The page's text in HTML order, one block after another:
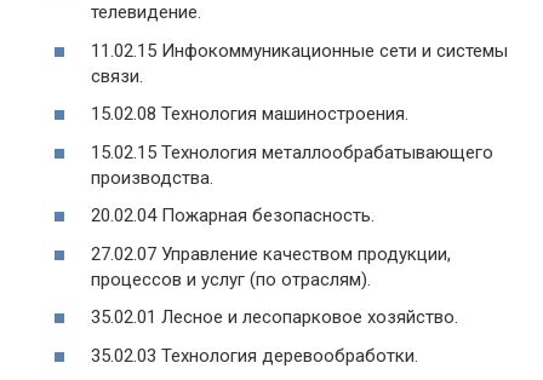
телевидение.
11.02.15 Инфокоммуникационные сети и системы
связи.
15.02.08 Технология машиностроения.
15.02.15 Технология металлообрабатывающего
производства.
20.02.04 Пожарная безопасность.
27.02.07 Управление качеством продукции,
процессов и услуг (по отраслям).
35.02.01 Лесное и лесопарковое хозяйство.
35.02.03 Технология деревообработки.